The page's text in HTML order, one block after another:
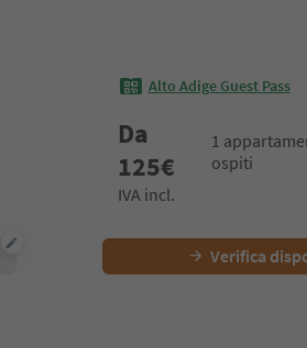
Alto Adige Guest Pass
Da
125€
1
ospiti
IVA incl.
Verifica